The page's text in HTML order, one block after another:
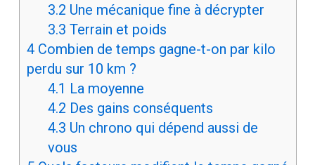
3.2 Une mécanique fine à décrypter
3.3 Terrain et poids
4Combien de temps gagne-t-on par kilo
perdu sur 10 km ?
4.1 La moyenne
4.2 Des gains conséquents
4.3 Un chrono qui dépend aussi de
vous